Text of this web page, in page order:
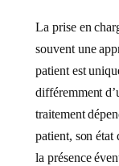
La prise en
souvent une
patient est
différemment
traitement
patient, son état
la présence